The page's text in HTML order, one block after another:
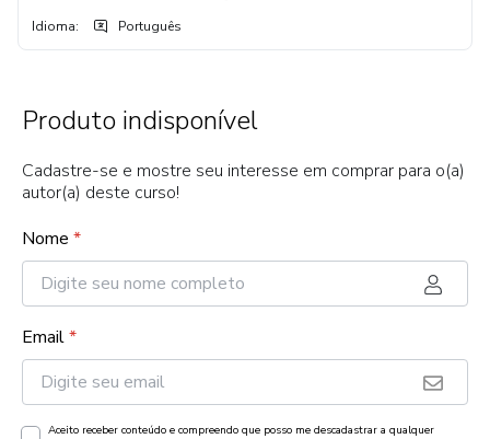
Idioma: Português
Produto indisponível
Cadastre-se e mostre seu interesse em comprar para o(a)
autor(a) deste curso!
Nome *
Email*
Aceito receber conteúdo e compreendo que posso me descadastrar a qualquer